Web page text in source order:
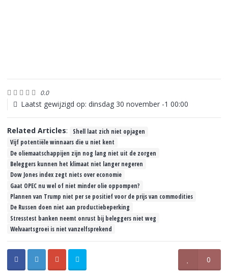
0.0
Laatst gewijzigd op: dinsdag 30 november -1 00:00
Related Articles:
Shell laat zich niet opjagen
Vijf potentiële winnaars die u niet kent
De oliemaatschappijen zijn nog lang niet uit de zorgen
Beleggers kunnen het klimaat niet langer negeren
Dow Jones index zegt niets over economie
Gaat OPEC nu wel of niet minder olie oppompen?
Plannen van Trump niet per se positief voor de prijs van commodities
De Russen doen niet aan productiebeperking
Stresstest banken neemt onrust bij beleggers niet weg
Welvaartsgroei is niet vanzelfsprekend
0